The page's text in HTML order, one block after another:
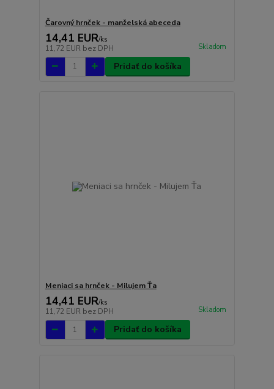
Čarovný hrnček - manželská abeceda
14,41 EUR/ks
11,72 EUR bez DPH Skladom
Pridať do košíka
Meniaci sa hrnček - Milujem Ťa
14,41 EUR/ks
11,72 EUR bez DPH Skladom
Pridať do košíka